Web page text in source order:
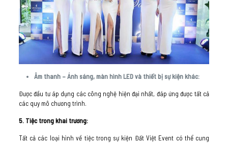
Âm thanh – Ánh sáng, màn hình LED và thiết bị sự kiện khác:
Được đầu tư áp dụng các công nghệ hiện đại nhất, đáp ứng được tất cả
các quy mô chương trình.
5. Tiệc trong khai trương:
Tất cả các loại hình về tiệc trong sự kiện Đất Việt Event có thể cung